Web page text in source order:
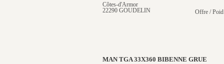
Côtes-d'Armor
22290 GOUDELIN
Offre /
MAN TGA 33X360 BIBENNE GRUE